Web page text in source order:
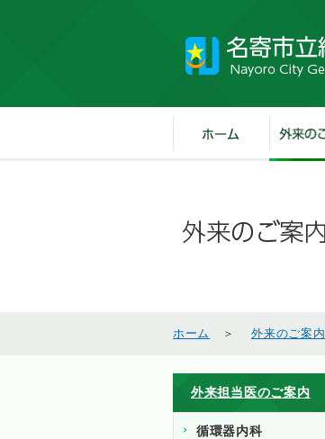
ホーム ＞外来のご案内
外来担当医のご案内
循環器内科